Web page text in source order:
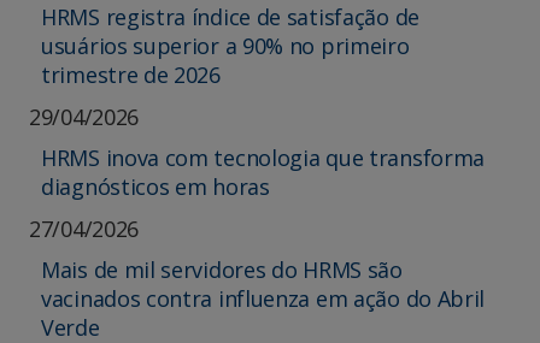
HRMS registra índice de satisfação de
usuários superior a 90% no primeiro
trimestre de 2026
29/04/2026
HRMS inova com tecnologia que transforma
diagnósticos em horas
27/04/2026
Mais de mil servidores do HRMS são
vacinados contra influenza em ação do Abril
Verde